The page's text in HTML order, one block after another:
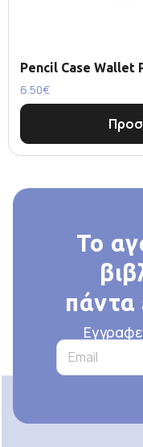
Pencil Case Wallet
6.50€
Το
πάντα